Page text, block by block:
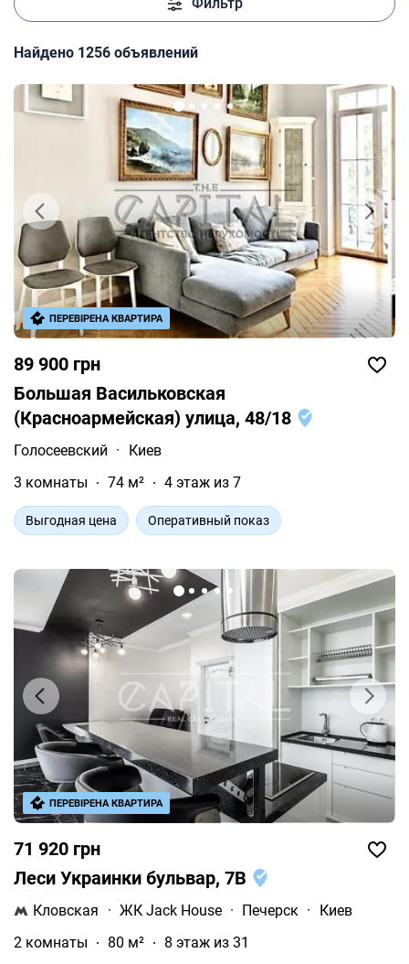
Найдено 1256 объявлений
89 900 грн
Большая Васильковская
(Красноармейская) улица, 48/18
Голосеевский ·
Киев
3 комнаты
74 м² 4 этаж из 7
Выгодная цена Оперативный показ
ПЕРЕВІРЕНА КВАРТИРА
71 920 грн
Леси Украинки бульвар, 7В
Кловская · ЖК Jack House · Печерск ·
Киев
2 комнаты
80 м² 8 этаж из 31
ПЕРЕВІРЕНА КВАРТИРА